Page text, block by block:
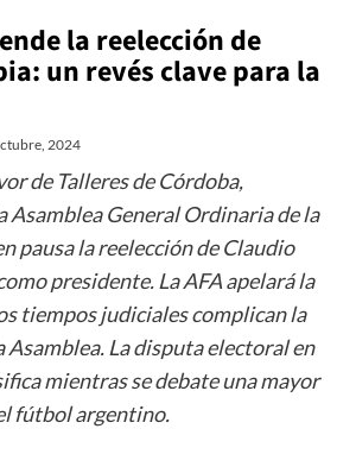
la reelección de
un revés clave para la
2024
de Talleres de Córdoba,
Asamblea General Ordinaria de la
pausa la reelección de Claudio
presidente. La AFA apelará la
tiempos judiciales complican la
Asamblea. La disputa electoral en
mientras se debate una mayor
fútbol argentino.